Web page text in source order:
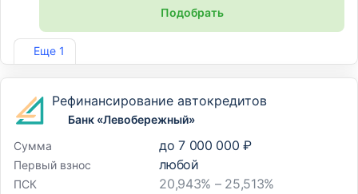
Еще 1
Подобрать
Лиц. №1745
Рефинансирование автокредитов
Банк «Левобережный»
Сумма
до 7 000 000 ₽
Первый взнос любой
ПСК 20,943% – 25,513%